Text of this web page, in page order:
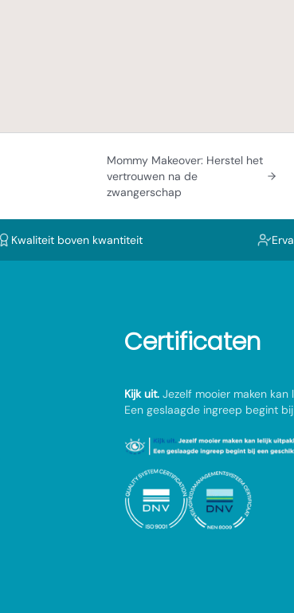
Mommy Makeover: Herstel het
vertrouwen na de
zwangerschap
Kwaliteit boven kwantiteit
Certificaten
Kijk uit. Jezelf mooier maken kan
Een geslaagde ingreep begint